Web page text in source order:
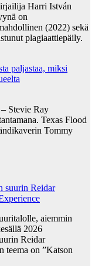
Harri István
on
(2022) sekä
plagiaattiepäily.
paljastaa, miksi
Stevie Ray
Texas Flood
Tommy
suurin Reidar
aiemmin
2026
Reidar
teema on ”Katson